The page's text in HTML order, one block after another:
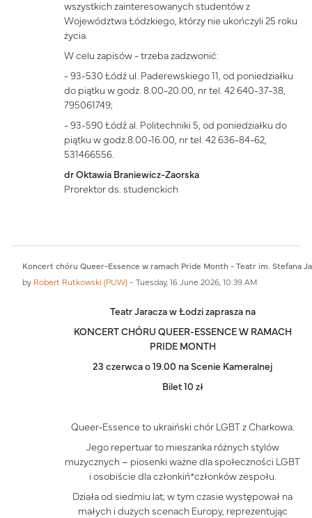
wszystkich zainteresowanych studentów z
Województwa Łódzkiego, którzy nie ukończyli 25 roku
życia.
W celu zapisów - trzeba zadzwonić:
- 93-530 Łódź ul. Paderewskiego 11, od poniedziałku
do piątku w godz. 8.00-20.00, nr tel. 42 640-37-38,
795061749;
- 93-590 Łódź al. Politechniki 5, od poniedziałku do
piątku w godz.8.00-16.00, nr tel. 42 636-84-62,
531466556.
dr Oktawia Braniewicz-Zaorska
Prorektor ds. studenckich
Koncert chóru Queer-Essence w ramach Pride Month - Teatr im. Stefana
by Robert Rutkowski (PUW) - Tuesday, 16 June 2026, 10:39 AM
Teatr Jaracza w Łodzi zaprasza na
KONCERT CHÓRU QUEER-ESSENCE W RAMACH
PRIDE MONTH
23 czerwca o 19.00 na Scenie Kameralnej
Bilet 10 zł
Queer-Essence to ukraiński chór LGBT z Charkowa.
Jego repertuar to mieszanka różnych stylów
muzycznych – piosenki ważne dla społeczności LGBT
i osobiście dla członkiń*członków zespołu.
Działa od siedmiu lat; w tym czasie występował na
małych i dużych scenach Europy, reprezentując